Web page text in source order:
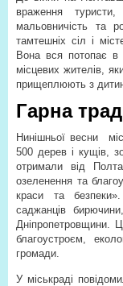
враження
мальовничість та
тамтешніх сіл і
Вона вся потопає в
місцевих жителів,
прищеплюють з
Гарна
Нинішньої весни
500 дерев і кущів,
отримали від
озеленення та
краси та безпеки».
саджанців
Дніпропетровщини.
благоустроєм,
громади.
У міськраді